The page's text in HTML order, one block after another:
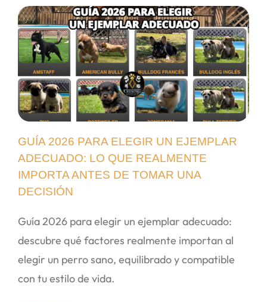
GUÍA 2026 PARA ELEGIR UN EJEMPLAR
ADECUADO: LO QUE REALMENTE
IMPORTA ANTES DE TOMAR UNA
DECISIÓN
Guía 2026 para elegir un ejemplar adecuado:
descubre qué factores realmente importan al
elegir un perro sano, equilibrado y compatible
con tu estilo de vida.